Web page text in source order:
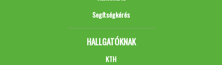
Segítségkérés
HALLGATÓKNAK
KTH